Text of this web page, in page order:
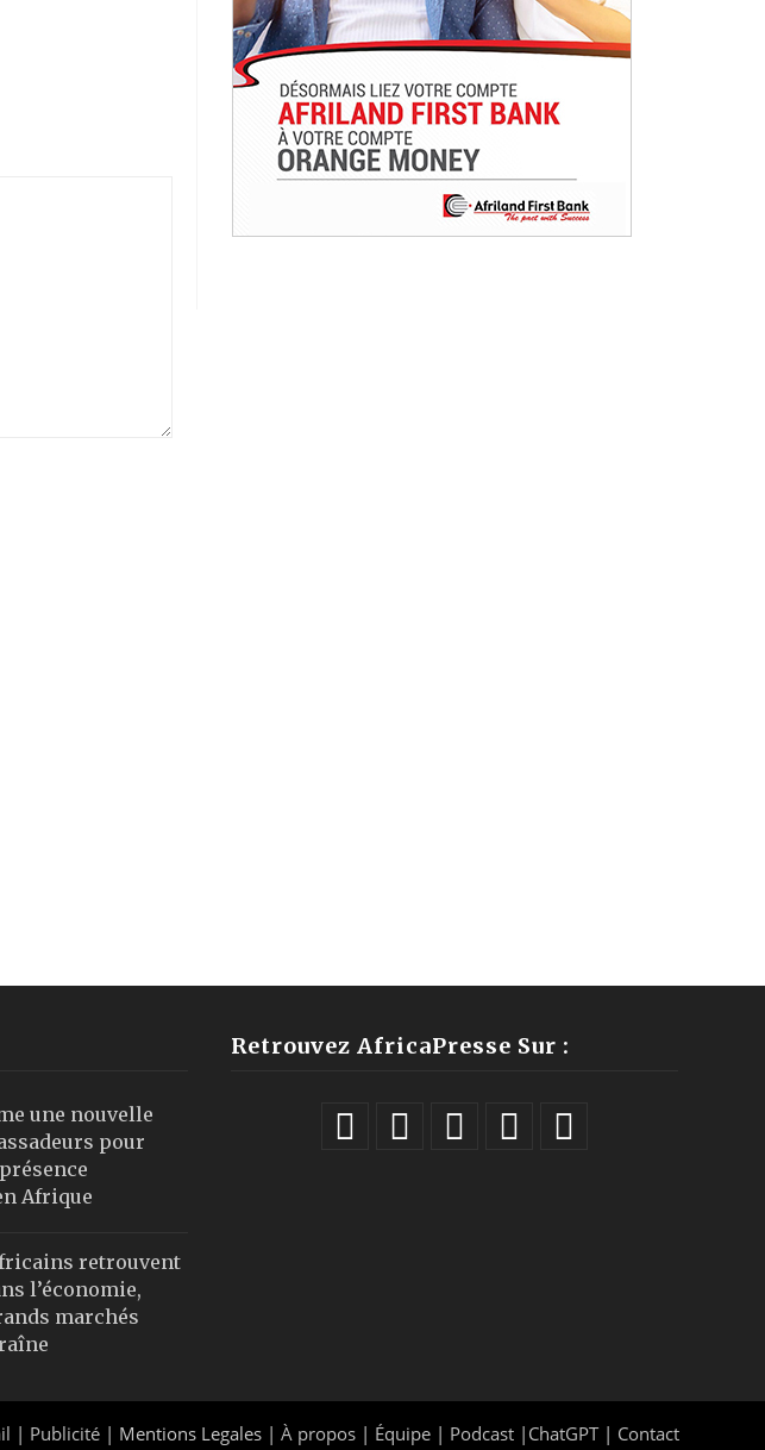
une nouvelle
pour
Afrique
retrouvent
l’économie,
marchés
Retrouvez AfricaPresse Sur :
| Publicité | Mentions Legales | À propos | Équipe | Podcast | ChatGPT| Contact